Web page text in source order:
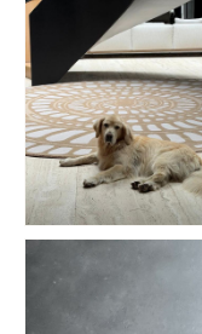
ALFOMBRAS REINOS